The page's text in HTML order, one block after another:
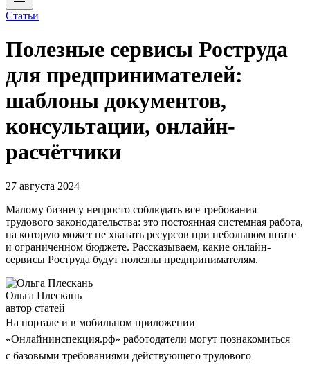
Статьи
Полезные сервисы Роструда
для предпринимателей:
шаблоны документов,
консультации, онлайн-
расчётчики
27 августа 2024
Малому бизнесу непросто соблюдать все требования
трудового законодательства: это постоянная системная работа,
на которую может не хватать ресурсов при небольшом штате
и ограниченном бюджете. Рассказываем, какие онлайн-
сервисы Роструда будут полезны предпринимателям.
Ольга Плескань
автор статей
На портале и в мобильном приложении
«Онлайнинспекция.рф» работодатели могут познакомиться
с базовыми требованиями действующего трудового